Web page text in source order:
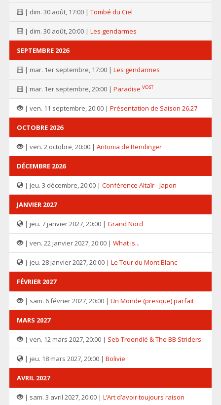
| dim. 30 août, 17:00 | Tombé du Ciel
| dim. 30 août, 20:00 | Les gendarmes
SEPTEMBRE 2026
| mar. 1er septembre, 17:00 | Les gendarmes
| mar. 1er septembre, 20:00 | Paradise VOST
| ven. 11 septembre, 20:00 | Présentation de Saison 26.27
OCTOBRE 2026
| ven. 2 octobre, 20:00 | Antonia de Rendinger
DÉCEMBRE 2026
| jeu. 3 décembre, 20:00 | Conférence Altaïr - Japon
JANVIER 2027
| jeu. 7 janvier 2027, 20:00 | Grand Nord
| ven. 22 janvier 2027, 20:00 | What is...
| jeu. 28 janvier 2027, 20:00 | Le Tour du Mont Blanc
FÉVRIER 2027
| sam. 6 février 2027, 20:00 | Un Monde (presque) parfait
MARS 2027
| ven. 12 mars 2027, 20:00 | Seb Troendlé & The BB Striders
| jeu. 18 mars 2027, 20:00 | Bolivie
AVRIL 2027
| sam. 3 avril 2027, 20:00 | L’Art d’avoir toujours raison